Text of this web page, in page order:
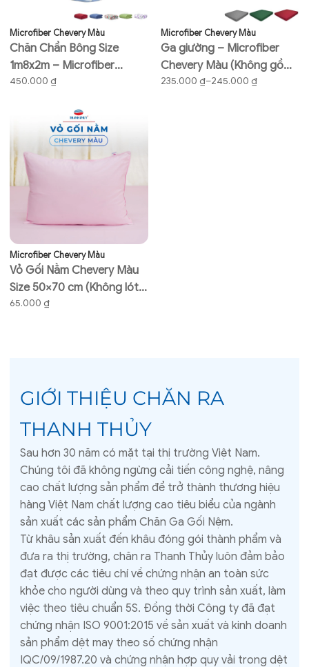
Microfiber Chevery Màu
Chăn Chần Bông Size
1m8x2m – Microfiber
Chevery – Thoáng mát –
450.000₫
Microfiber Chevery Màu
Ga giường – Microfiber
Chevery Màu (Không gồm
vỏ gối) – THANH THUY
235.000 ₫–245.000 ₫
Khoảng
Microfiber Chevery Màu
Vỏ Gối Nằm Chevery Màu
Size 50×70 cm (Không lót
gòn) – Microfiber – THANH
65.000₫
GIỚI THIỆU CHĂN RA
THANH THỦY
Sau hơn 30 năm có mặt tại thị trường Việt Nam.
Chúng tôi đã không ngừng cải tiến công nghệ, nâng
cao chất lượng sản phẩm để trở thành thương hiệu
hàng Việt Nam chất lượng cao tiêu biểu của ngành
sản xuất các sản phẩm Chăn Ga Gối Nệm.
Từ khâu sản xuất đến khâu đóng gói thành phẩm và
đưa ra thị trường, chăn ra Thanh Thủy luôn đảm bảo
đạt được các tiêu chí về chứng nhận an toàn sức
khỏe cho người dùng và theo quy trình sản xuất, làm
việc theo tiêu chuẩn 5S. Đồng thời Công ty đã đạt
chứng nhận ISO 9001:2015 về sản xuất và kinh doanh
sản phẩm dệt may theo số chứng nhận
IQC/09/1987.20 và chứng nhận hợp quy vải trong dệt